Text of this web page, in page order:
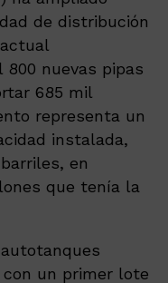
de distribución
nuevas pipas
685 mil
representa un
instalada,
en
que tenía la
con un primer lote